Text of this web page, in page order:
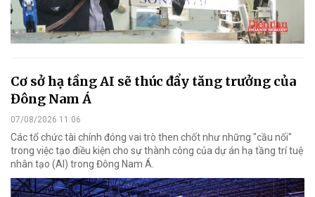
Cơ sở hạ tầng AI sẽ thúc đẩy tăng trưởng của
Đông Nam Á
07/08/2026 11:06
Các tổ chức tài chính đóng vai trò then chốt như những "cầu nối"
trong việc tạo điều kiện cho sự thành công của dự án hạ tầng trí tuệ
nhân tạo (AI) trong Đông Nam Á.